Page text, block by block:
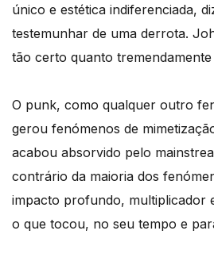
único e estética indiferenciada,
testemunhar de uma derrota.
tão certo quanto
O punk, como qualquer outro
gerou fenómenos de
acabou absorvido pelo
contrário da maioria dos
impacto profundo, multiplicador
o que tocou, no seu tempo e